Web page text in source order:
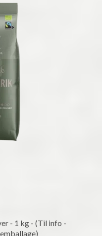
- 1 kg - (Til info -